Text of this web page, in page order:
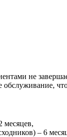
не
обслуживание,
месяцев,
– 6